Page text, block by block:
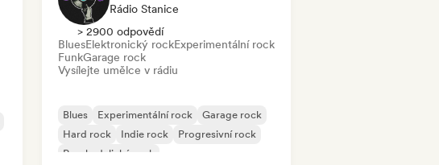
Rádio Stanice
> 2900 odpovědí
BluesElektronický rockExperimentální rock
FunkGarage rock
Vysílejte umělce v rádiu
Blues Experimentální rock
Garage rock
Hard rock
Indie rock
Progresivní rock
Psychedelický rock